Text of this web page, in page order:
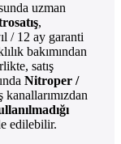
uzman
,
/ 12 ay garanti
bakımından
satış
Nitroper /
kanallarımızdan
edilebilir.